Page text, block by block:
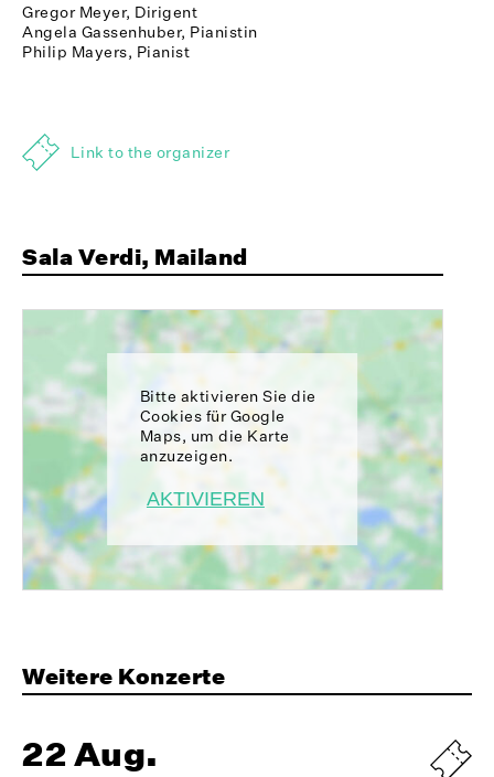
Gregor Meyer, Dirigent
Angela Gassenhuber, Pianistin
Philip Mayers, Pianist
Link to the organizer
Sala Verdi, Mailand
Bitte aktivieren Sie die
Cookies für Google
Maps, um die Karte
anzuzeigen.
AKTIVIEREN
Weitere Konzerte
22 Aug.